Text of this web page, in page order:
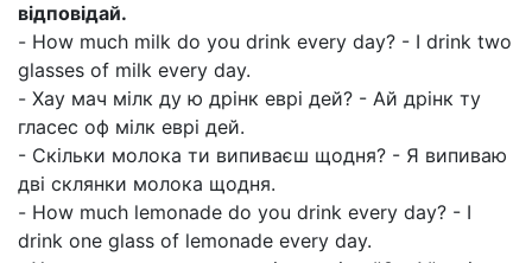
відповідай.
- How much milk do you drink every day? - I drink two
glasses of milk every day.
- Хау мач мілк ду ю дрінк еврі дей? - Ай дрінк ту
гласес оф мілк еврі дей.
- Скільки молока ти випиваєш щодня? - Я випиваю
дві склянки молока щодня.
- How much lemonade do you drink every day? - I
drink one glass of lemonade every day.